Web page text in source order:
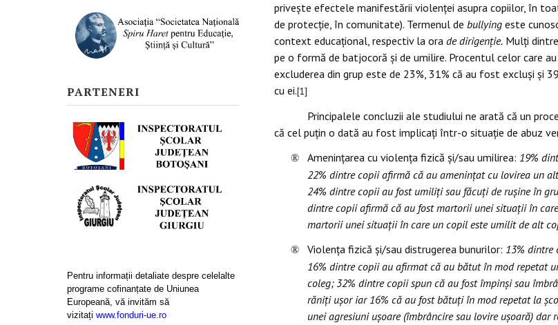
PARTENERI
Pentru informații detaliate despre celelalte
programe cofinanțate de Uniunea
Europeană, vă invităm să
vizitați www.fonduri-ue.ro
privește efectele manifestării violenței asupra copiilor, în
de protecție, în comunitate). Termenul de bullying este
context educațional, respectiv la ora de dirigenție. Mulți
pe o formă de batjocoră și de umilire. Procentul celor care
excluderea din grup este de 23%, 31% că au fost excluşi şi
cu ei.[1]
Principalele concluzii ale studiului ne arată că un
că cel puțin o dată au fost implicați într-o situație de abuz
® Amenințarea cu violența fizică și/sau umilirea: 19%
22% dintre copii afirmă că au ameninţat cu lovirea un
24% dintre copii au fost umiliți sau făcuți de rușine în
dintre copii afirmă că au fost martorii unei situaţii în
martorii unei situaţii în care un copil este umilit de alt
® Violența fizică și/sau distrugerea bunurilor: 13% dintre
16% dintre copii au afirmat că au bătut în mod repetat
coleg; 32% dintre copii spun că au fost împinși sau
răniți ușor iar 16% că au fost bătuți în mod repetat la
unei agresiuni uşoare (îmbrâncire sau lovire uşoară)